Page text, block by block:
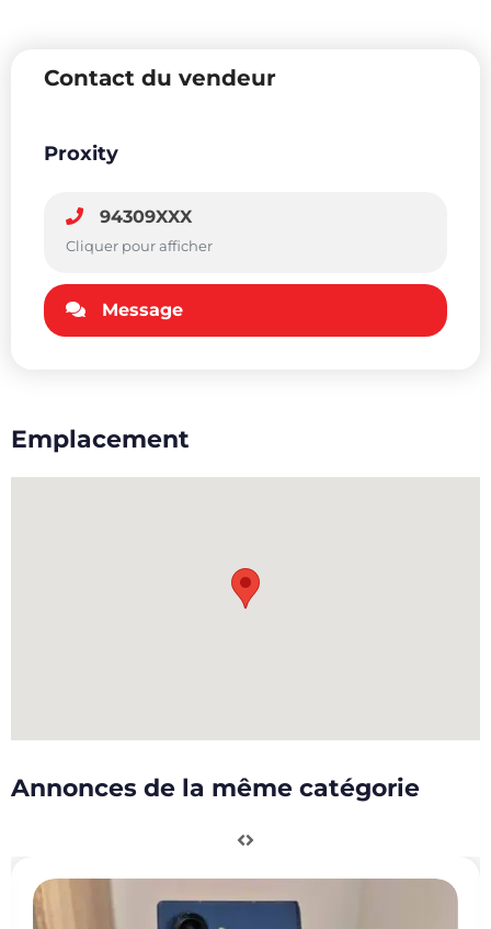
Contact du vendeur
Proxity
94309XXX
Cliquer pour afficher
Message
Emplacement
Annonces de la même catégorie